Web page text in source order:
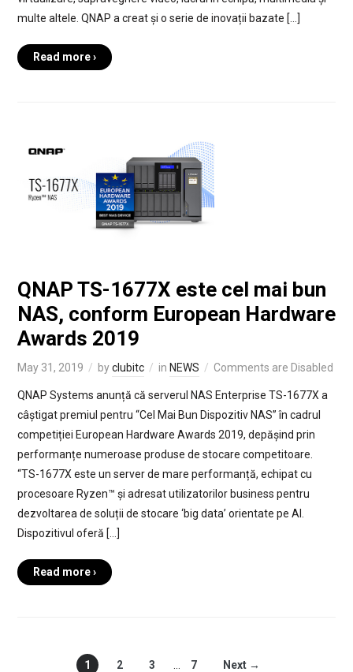
multe altele. QNAP a creat și o serie de inovații bazate […]
Read more ›
QNAP TS-1677X este cel mai bun
NAS, conform European Hardware
Awards 2019
May 31, 2019 byclubitc in NEWS Comments are Disabled
QNAP Systems anunță că serverul NAS Enterprise TS-1677X a
câștigat premiul pentru “Cel Mai Bun Dispozitiv NAS” în cadrul
competiției European Hardware Awards 2019, depășind prin
performanțe numeroase produse de stocare competitoare.
“TS-1677X este un server de mare performanță, echipat cu
procesoare Ryzen™ și adresat utilizatorilor business pentru
dezvoltarea de soluții de stocare ‘big data’ orientate pe AI.
Dispozitivul oferă […]
Read more ›
1 2 3 7 Next →